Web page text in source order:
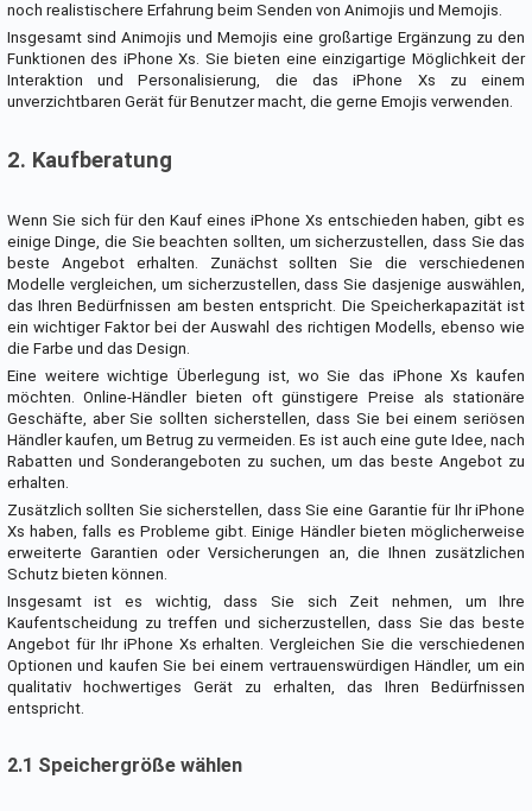
noch realistischere Erfahrung beim Senden von Animojis und Memojis.
Insgesamt sind Animojis und Memojis eine großartige Ergänzung zu den
Funktionen des iPhone Xs. Sie bieten eine einzigartige Möglichkeit der
Interaktion und Personalisierung, die das iPhone Xs zu einem
unverzichtbaren Gerät für Benutzer macht, die gerne Emojis verwenden.
2. Kaufberatung
Wenn Sie sich für den Kauf eines iPhone Xs entschieden haben, gibt es
einige Dinge, die Sie beachten sollten, um sicherzustellen, dass Sie das
beste Angebot erhalten. Zunächst sollten Sie die verschiedenen
Modelle vergleichen, um sicherzustellen, dass Sie dasjenige auswählen,
das Ihren Bedürfnissen am besten entspricht. Die Speicherkapazität ist
ein wichtiger Faktor bei der Auswahl des richtigen Modells, ebenso wie
die Farbe und das Design.
Eine weitere wichtige Überlegung ist, wo Sie das iPhone Xs kaufen
möchten. Online-Händler bieten oft günstigere Preise als stationäre
Geschäfte, aber Sie sollten sicherstellen, dass Sie bei einem seriösen
Händler kaufen, um Betrug zu vermeiden. Es ist auch eine gute Idee, nach
Rabatten und Sonderangeboten zu suchen, um das beste Angebot zu
erhalten.
Zusätzlich sollten Sie sicherstellen, dass Sie eine Garantie für Ihr iPhone
Xs haben, falls es Probleme gibt. Einige Händler bieten möglicherweise
erweiterte Garantien oder Versicherungen an, die Ihnen zusätzlichen
Schutz bieten können.
Insgesamt ist es wichtig, dass Sie sich Zeit nehmen, um Ihre
Kaufentscheidung zu treffen und sicherzustellen, dass Sie das beste
Angebot für Ihr iPhone Xs erhalten. Vergleichen Sie die verschiedenen
Optionen und kaufen Sie bei einem vertrauenswürdigen Händler, um ein
qualitativ hochwertiges Gerät zu erhalten, das Ihren Bedürfnissen
entspricht.
2.1 Speichergröße wählen